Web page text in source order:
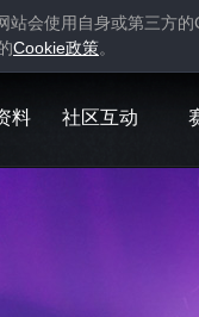
站会使用自身或第三方的
Cookie政策。
料 社区互动